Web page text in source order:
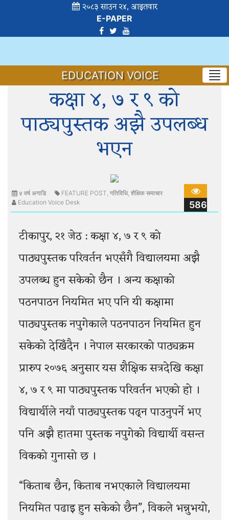
२०८३ साउन २४, आइतवार
E-PAPER
EDUCATION VOICE
कक्षा ४, ७ र ९ को
पाठ्यपुस्तक अझै उपलब्ध
भएन
४ वर्ष अगाडि FEATURE POST, गतिविधि, शैक्षिक समाचार
Education Voice Desk
586
टीकापुर, २१ जेठ : कक्षा ४, ७ र ९ को
पाठ्यपुस्तक परिवर्तन भएसँगै विद्यालयमा अझै
उपलब्ध हुन सकेको छैन । अन्य कक्षाको
पठनपाठन नियमित भए पनि यी कक्षामा
पाठ्यपुस्तक नपुगेकाले पठनपाठन नियमित हुन
सकेको देखिँदैन । नेपाल सरकारको पाठ्यक्रम
प्रारुप २०७६ अनुसार यस शैक्षिक सत्रदेखि कक्षा
४, ७ र ९ मा पाठ्यपुस्तक परिवर्तन भएको हो ।
विद्यार्थीले नयाँ पाठ्यपुस्तक पढ्न पाउनुपर्ने भए
पनि अझै हातमा पुस्तक नपुगेको विद्यार्थी वसन्त
विकको गुनासो छ ।
“किताब छैन, किताब नभएकाले विद्यालयमा
नियमित पढाइ हुन सकेको छैन”, विकले भन्नुभयो,